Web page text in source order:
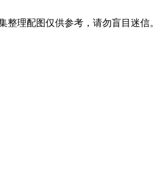
理配图仅供参考，请勿盲目迷信。